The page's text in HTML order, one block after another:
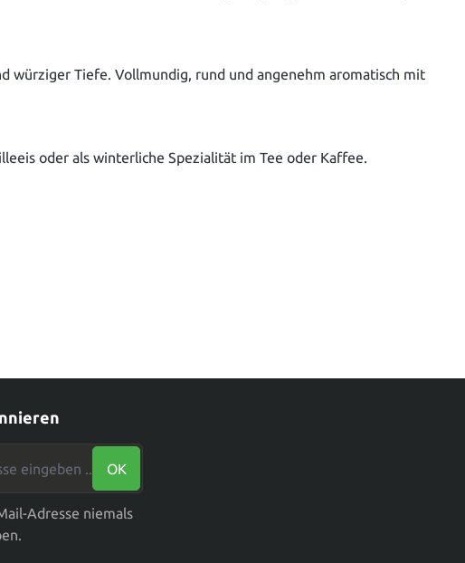
würziger Tiefe. Vollmundig, rund und angenehm aromatisch mit
oder als winterliche Spezialität im Tee oder Kaffee.
eingeben ...*
OK
Adresse niemals